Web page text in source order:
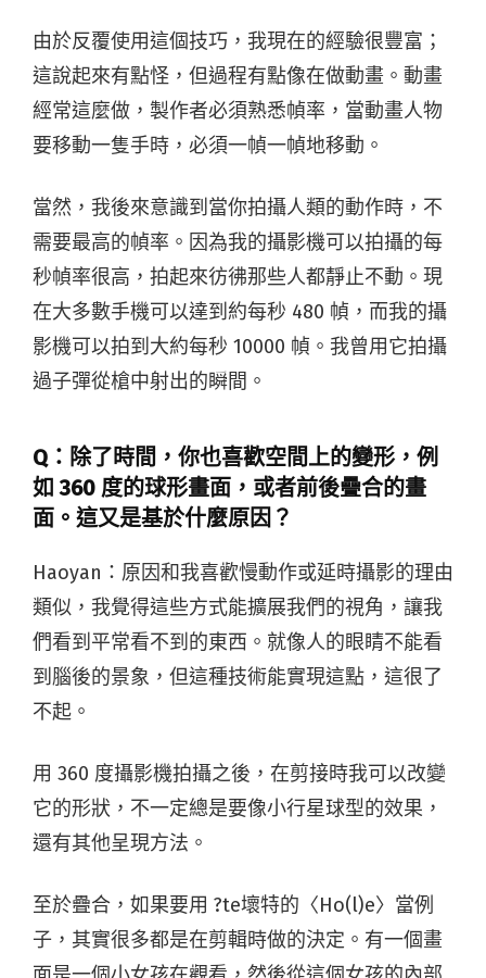
由於反覆使用這個技巧，我現在的經驗很豐富；
這說起來有點怪，但過程有點像在做動畫。動畫
經常這麼做，製作者必須熟悉幀率，當動畫人物
要移動一隻手時，必須一幀一幀地移動。
當然，我後來意識到當你拍攝人類的動作時，不
需要最高的幀率。因為我的攝影機可以拍攝的每
秒幀率很高，拍起來彷彿那些人都靜止不動。現
在大多數手機可以達到約每秒 480 幀，而我的攝
影機可以拍到大約每秒 10000 幀。我曾用它拍攝
過子彈從槍中射出的瞬間。
Q：除了時間，你也喜歡空間上的變形，例
如 360 度的球形畫面，或者前後疊合的畫
面。這又是基於什麼原因？
Haoyan： 原因和我喜歡慢動作或延時攝影的理由
類似，我覺得這些方式能擴展我們的視角，讓我
們看到平常看不到的東西。就像人的眼睛不能看
到腦後的景象，但這種技術能實現這點，這很了
不起。
用 360 度攝影機拍攝之後，在剪接時我可以改變
它的形狀，不一定總是要像小行星球型的效果，
還有其他呈現方法。
至於疊合，如果要用 ?te壞特的〈Ho(l)e〉當例
子，其實很多都是在剪輯時做的決定。有一個畫